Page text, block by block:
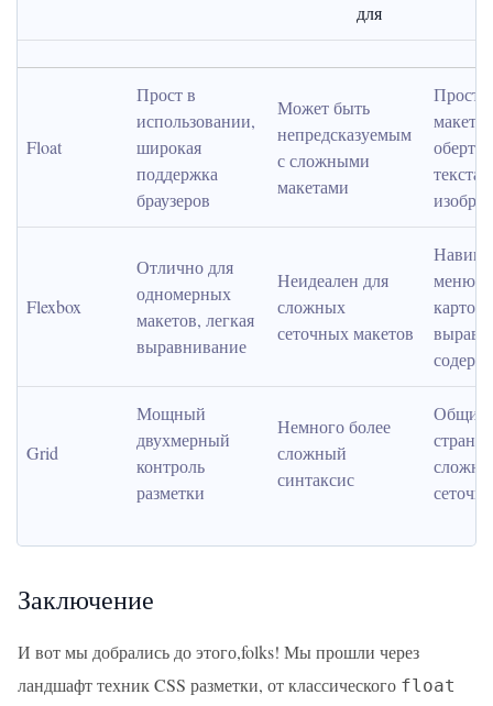
для
Float
Прост в
использовании,
широкая
поддержка
браузеров
Может быть
непредсказуемым
с сложными
макетами
макеты,
текста
Flexbox
Отлично для
одномерных
макетов, легкая
выравнивание
Неидеален для
сложных
сеточных макетов
меню,
Grid
Мощный
двухмерный
контроль
разметки
Немного более
сложный
синтаксис
Общий
Заключение
И вот мы добрались до этого,folks! Мы прошли через
ландшафт техник CSS разметки, от классического float